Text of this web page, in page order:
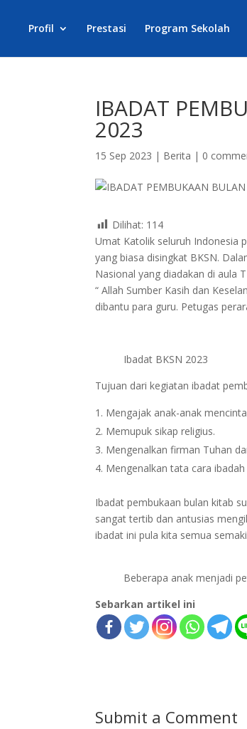
Profil Prestasi Program Sekolah
IBADAT
2023
15 Sep 2023 | Berita | 0
Dilihat: 114
Umat Katolik seluruh Indonesia
yang biasa disingkat BKSN.
Nasional yang diadakan di aula
“ Allah Sumber Kasih dan
dibantu para guru. Petugas
Ibadat BKSN 2023
Tujuan dari kegiatan ibadat
Mengajak anak-anak
Memupuk sikap religius.
Mengenalkan firman Tuhan
Mengenalkan tata cara
Ibadat pembukaan bulan kitab
sangat tertib dan antusias
ibadat ini pula kita semua
Beberapa anak menjadi
Sebarkan artikel ini
Submit a Comment